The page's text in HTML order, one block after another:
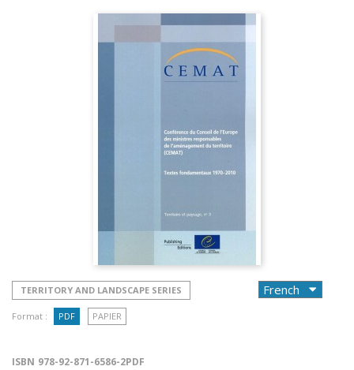
TERRITORY AND LANDSCAPE SERIES
Format : PDF PAPIER
ISBN 978-92-871-6586-2PDF